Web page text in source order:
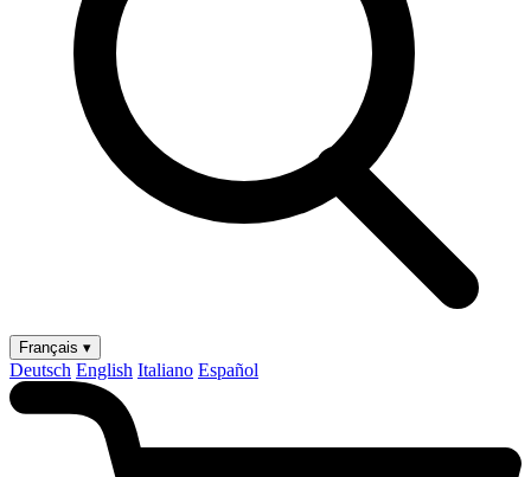
Français ▾
Deutsch English Italiano Español